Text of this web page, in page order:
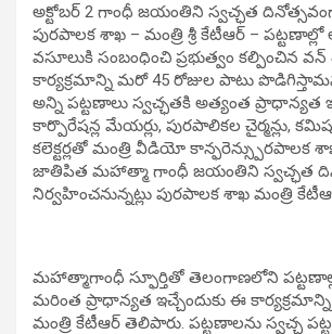
అక్టోబర్ 2 గాంధీ జయంతిని స్వచ్ఛత
పురపాలక శాఖ – మంత్రి శ్రీ కేటీఆర్ – పట్టణాల్లో
వసూలుకి సంబంధించి ప్రభుత్వం కల్పించిన
కార్యక్రమాన్ని మరో 45 రోజుల పాటు
అన్ని పట్టణాలు స్వచ్ఛతకి అత్యంత
కార్పొరేషన్ల మేయర్లు, పురపాలికల చైర్మన్లు,
కలెక్టర్లతో మంత్రి వీడియో కాన్ఫరెన్స్పురపాలక
జాతిపిత మహాత్మా గాంధీ జయంతిని స్వచ్ఛత
నిర్వహించనున్నట్లు పురపాలక శాఖ మంత్రి
మహాత్మాగాంధీ స్ఫూర్తితో తెలంగాణలోని
మరింత ప్రాధాన్యత ఇచ్చేందుకు ఈ కార్యక్రమాన్ని
మంత్రి కేటీఆర్ తెలిపారు. పట్టణాలను స్వచ్ఛ